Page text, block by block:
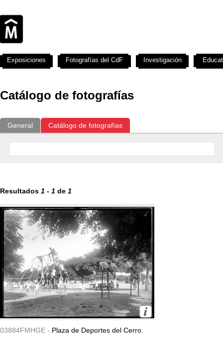
Catálogo de fotografías
General Catálogo de fotografías
Resultados 1 - 1 de 1
03884FMHGE - Plaza de Deportes del Cerro.
Exposiciones Fotografías del CdF Investigación